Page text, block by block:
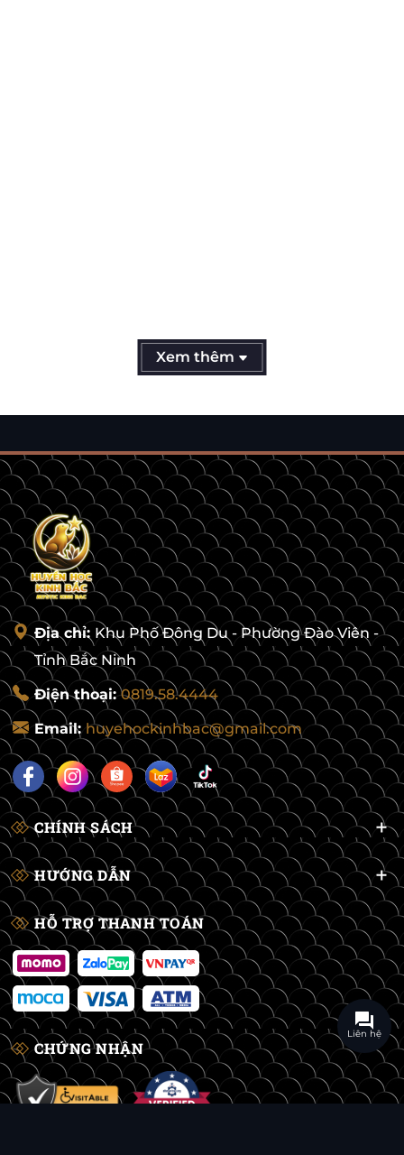
Xem thêm
Địa chỉ: Khu Phố Đông Du - Phường Đào Viên -
Tỉnh Bắc Ninh
Điện thoại:0819.58.4444
Email: huyehockinhbac@gmail.com
CHÍNH SÁCH
HƯỚNG DẪN
HỖ TRỢ THANH TOÁN
CHỨNG NHẬN
Liên hệ